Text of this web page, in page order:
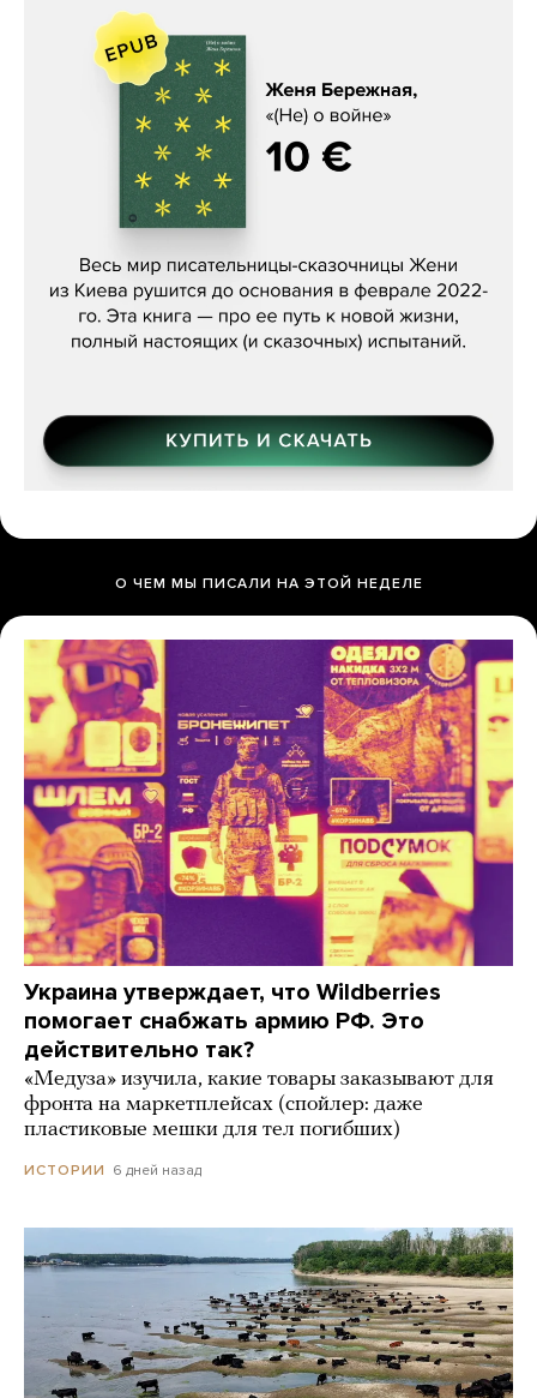
Женя Бережная, «(Не) о войне»
О ЧЕМ МЫ ПИСАЛИ НА ЭТОЙ НЕДЕЛЕ
Украина утверждает, что Wildberries
помогает снабжать армию РФ. Это
действительно так?
«Медуза» изучила, какие товары заказывают для
фронта на маркетплейсах (спойлер: даже
пластиковые мешки для тел погибших)
ИСТОРИИ 6 дней назад